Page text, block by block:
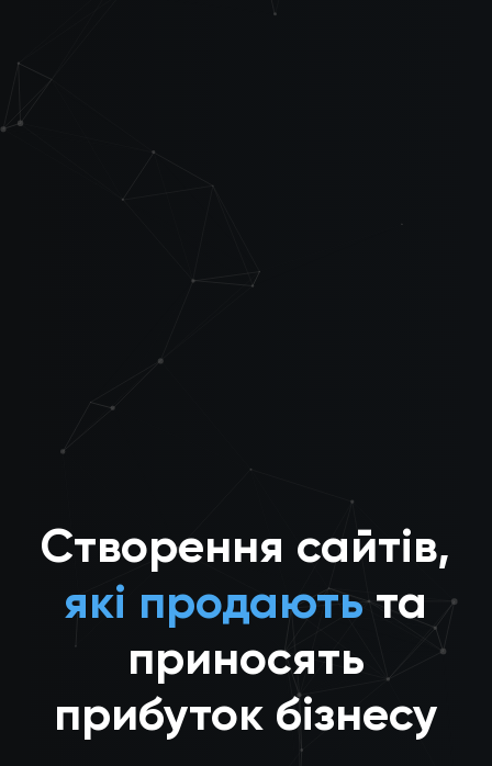
Створення сайтів,
які продаютьта
приносять
прибуток бізнесу